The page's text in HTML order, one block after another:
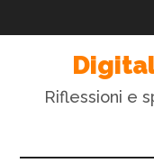
Riflessioni e